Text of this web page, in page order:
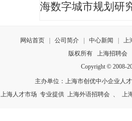
海数字城市规划研
网站首页 公司简介 中心新闻
上
版权所有
上海招聘会
Copyright © 2008-
主办单位：上海市创优中小企业人
上海人才市场 专业提供 上海外语招聘会 、 上